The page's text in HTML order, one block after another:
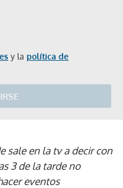
y la política de
sale en la tv a decir con
3 de la tarde no
eventos